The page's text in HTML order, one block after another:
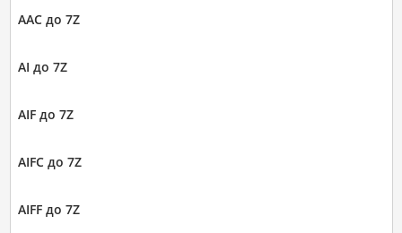
AAC до 7Z
AI до 7Z
AIF до 7Z
AIFC до 7Z
AIFF до 7Z